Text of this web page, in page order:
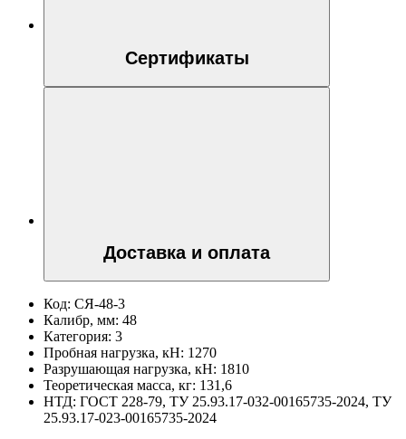
Сертификаты
Доставка и оплата
Код: СЯ-48-3
Калибр, мм: 48
Категория: 3
Пробная нагрузка, кН: 1270
Разрушающая нагрузка, кН: 1810
Теоретическая масса, кг: 131,6
НТД: ГОСТ 228-79, ТУ 25.93.17-032-00165735-2024, ТУ
25.93.17-023-00165735-2024